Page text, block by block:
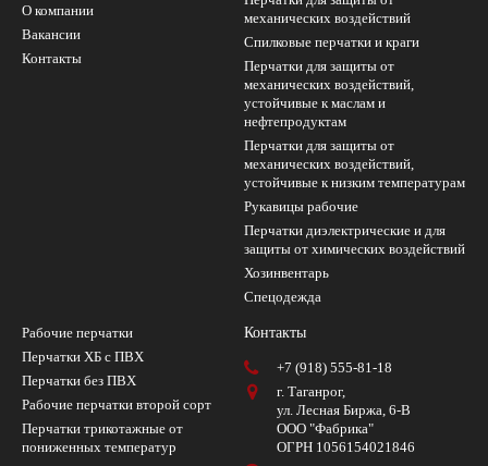
О компании
Вакансии
Контакты
механических воздействий
Cпилковые перчатки и краги
Перчатки для защиты от
механических воздействий,
устойчивые к маслам и
нефтепродуктам
Перчатки для защиты от
механических воздействий,
устойчивые к низким температурам
Рукавицы рабочие
Перчатки диэлектрические и для
защиты от химических воздействий
Хозинвентарь
Спецодежда
Рабочие перчатки
Перчатки ХБ с ПВХ
Перчатки без ПВХ
Рабочие перчатки второй сорт
Перчатки трикотажные от
пониженных температур
Контакты
+7 (918) 555-81-18
г. Таганрог,
ул. Лесная Биржа, 6-В
ООО "Фабрика"
ОГРН 1056154021846